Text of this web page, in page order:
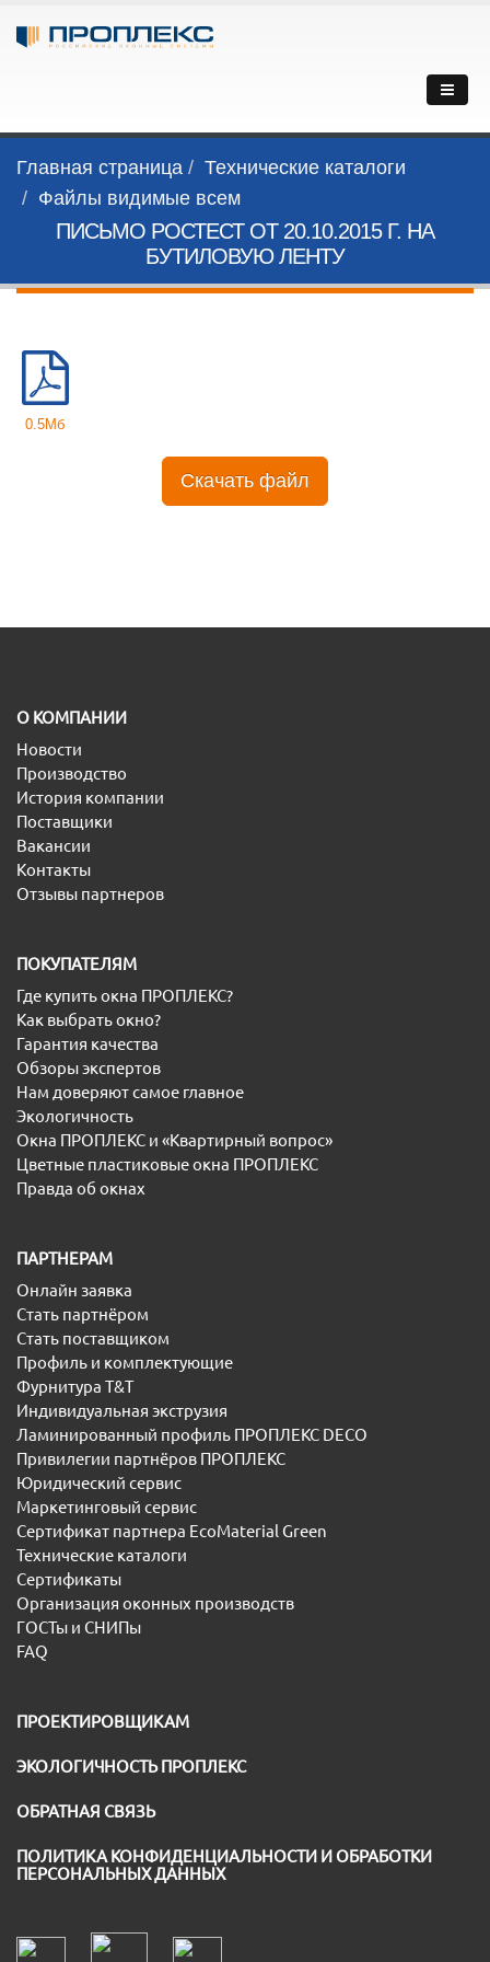
Главная страница
Технические каталоги
Файлы видимые всем
ПИСЬМО РОСТЕСТ ОТ 20.10.2015 Г. НА
БУТИЛОВУЮ ЛЕНТУ
0.5Мб
Скачать файл
O КОМПАНИИ
Новости
Производство
История компании
Поставщики
Вакансии
Контакты
Отзывы партнеров
ПОКУПАТЕЛЯМ
Где купить окна ПРОПЛЕКС?
Как выбрать окно?
Гарантия качества
Обзоры экспертов
Нам доверяют самое главное
Экологичность
Окна ПРОПЛЕКС и «Квартирный вопрос»
Цветные пластиковые окна ПРОПЛЕКС
Правда об окнах
ПАРТНЕРАМ
Онлайн заявка
Стать партнёром
Стать поставщиком
Профиль и комплектующие
Фурнитура T&T
Индивидуальная экструзия
Ламинированный профиль ПРОПЛЕКС DECO
Привилегии партнёров ПРОПЛЕКС
Юридический сервис
Маркетинговый сервис
Сертификат партнера EcoMaterial Green
Технические каталоги
Сертификаты
Организация оконных производств
ГОСТы и СНИПы
FAQ
ПРОЕКТИРОВЩИКАМ
ЭКОЛОГИЧНОСТЬ ПРОПЛЕКС
ОБРАТНАЯ СВЯЗЬ
ПОЛИТИКА КОНФИДЕНЦИАЛЬНОСТИ И ОБРАБОТКИ
ПЕРСОНАЛЬНЫХ ДАННЫХ